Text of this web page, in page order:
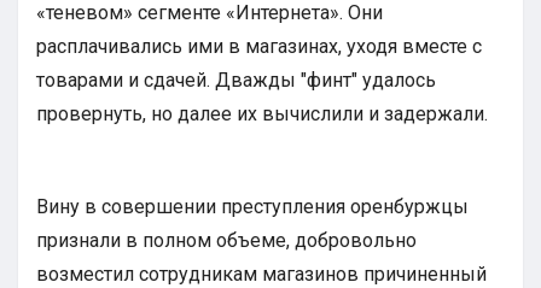
«теневом» сегменте «Интернета». Они
расплачивались ими в магазинах, уходя вместе с
товарами и сдачей. Дважды "финт" удалось
провернуть, но далее их вычислили и задержали.
Вину в совершении преступления оренбуржцы
признали в полном объеме, добровольно
возместил сотрудникам магазинов причиненный